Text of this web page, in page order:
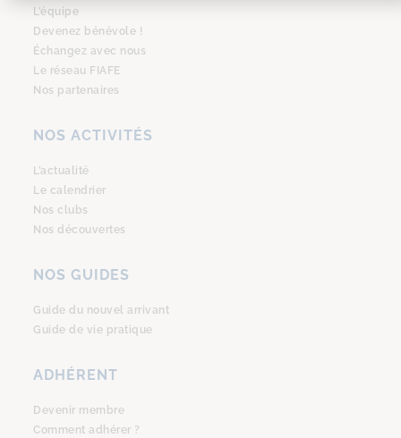
L’équipe
Devenez bénévole !
Échangez avec nous
Le réseau FIAFE
Nos partenaires
NOS ACTIVITÉS
L’actualité
Le calendrier
Nos clubs
Nos découvertes
NOS GUIDES
Guide du nouvel arrivant
Guide de vie pratique
ADHÉRENT
Devenir membre
Comment adhérer ?